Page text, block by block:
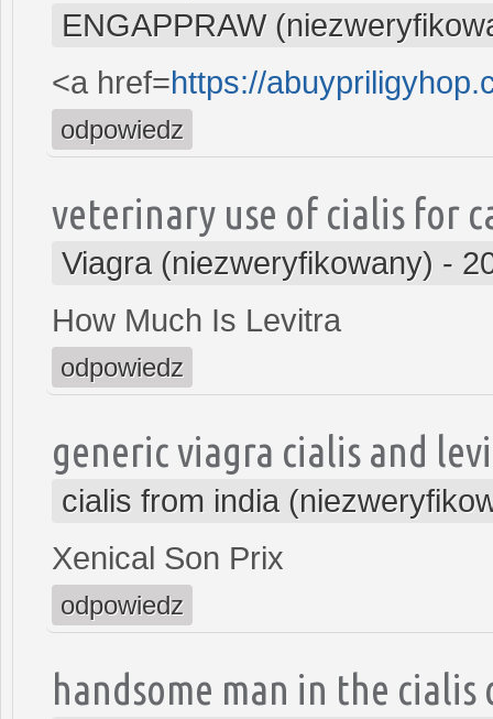
ENGAPPRAW
<a href=https://
odpowiedz
veterinary use of cialis for
Viagra (niezweryfikowany) -
How Much Is Levitra
odpowiedz
generic viagra cialis and
cialis from india
Xenical Son Prix
odpowiedz
handsome man in the cialis